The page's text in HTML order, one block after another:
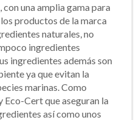
una amplia gama para
productos de la marca
naturales, no
ingredientes
ingredientes además son
ya que evitan la
marinas. Como
Cert que aseguran la
así como unos